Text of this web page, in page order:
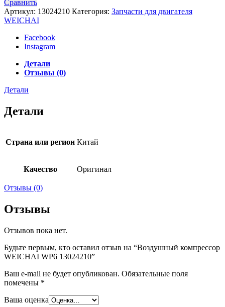
Сравнить
Артикул: 13024210 Категория: Запчасти для двигателя
WEICHAI
Facebook
Instagram
Детали
Отзывы (0)
Детали
Детали
Страна или регион Китай
Качество Оригинал
Отзывы (0)
Отзывы
Отзывов пока нет.
Будьте первым, кто оставил отзыв на “Воздушный компрессор
WEICHAI WP6 13024210”
Ваш e-mail не будет опубликован. Обязательные поля
помечены *
Ваша оценка